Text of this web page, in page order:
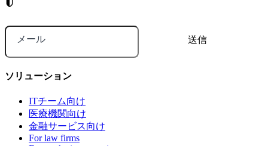
メール
ソリューション
ITチーム向け
医療機関向け
金融サービス向け
For law firms